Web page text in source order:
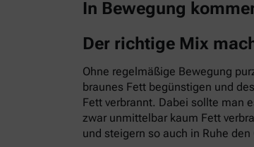
In Bewegung
Der richtige Mix
Ohne regelmäßige Bewegung
braunes Fett begünstigen und
Fett verbrannt. Dabei sollte man
zwar unmittelbar kaum Fett
und steigern so auch in Ruhe den